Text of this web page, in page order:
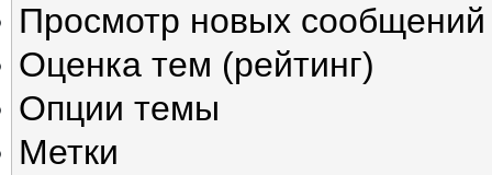
Просмотр новых
Оценка тем (рейтинг)
Опции темы
Метки